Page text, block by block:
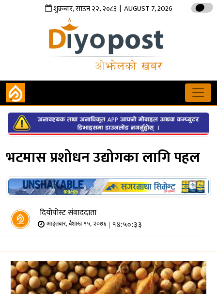
शुक्रबार,साउन२२,२०८३ | AUGUST 7, 2026
भटमास प्रशोधन उद्योगका लागि पहल
दियोपोस्ट संवाददाता
आइतबार, बैशाख १५, २०७६ | १४:५०:३३